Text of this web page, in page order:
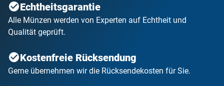
Echtheitsgarantie
Alle Münzen werden von Experten auf Echtheit und
Qualität geprüft.
Kostenfreie Rücksendung
Gerne übernehmen wir die Rücksendekosten für Sie.